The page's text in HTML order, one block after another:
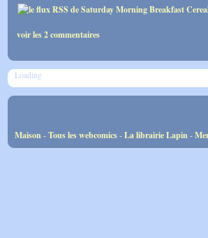
voir les 2 commentaires
Loading
Maison-Tous les webcomics-La librairie Lapin-